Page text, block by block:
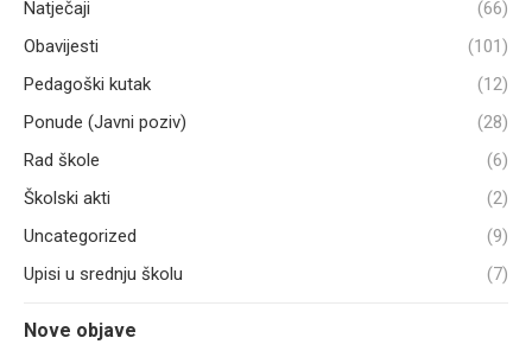
Natječaji
(66)
Obavijesti
(101)
Pedagoški kutak
(12)
Ponude (Javni poziv)
(28)
Rad škole
(6)
Školski akti
(2)
Uncategorized
(9)
Upisi u srednju školu
(7)
Nove objave